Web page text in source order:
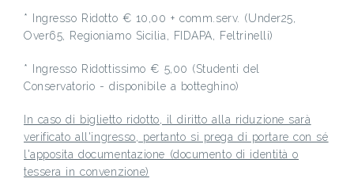
* Ingresso Ridotto € 10,00 + comm.serv. (Under25,
Over65, Regioniamo Sicilia, FIDAPA, Feltrinelli)
* Ingresso Ridottissimo € 5,00 (Studenti del
Conservatorio - disponibile a botteghino)
In caso di biglietto ridotto, il diritto alla riduzione sarà
verificato all'ingresso, pertanto si prega di portare con sé
l'apposita documentazione (documento di identità o
tessera in convenzione)